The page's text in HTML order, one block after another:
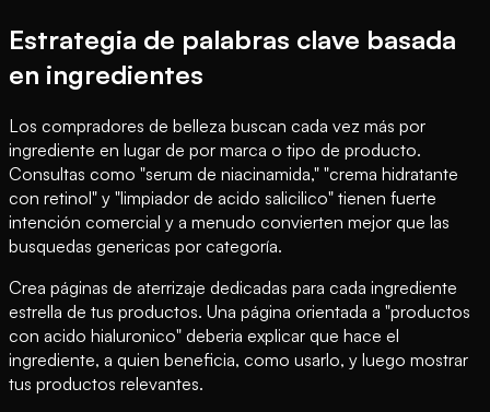
Estrategia de palabras clave basada
en ingredientes
Los compradores de belleza buscan cada vez más por
ingrediente en lugar de por marca o tipo de producto.
Consultas como "serum de niacinamida," "crema hidratante
con retinol" y "limpiador de acido salicilico" tienen fuerte
intención comercial y a menudo convierten mejor que las
busquedas genericas por categoría.
Crea páginas de aterrizaje dedicadas para cada ingrediente
estrella de tus productos. Una página orientada a "productos
con acido hialuronico" deberia explicar que hace el
ingrediente, a quien beneficia, como usarlo, y luego mostrar
tus productos relevantes.